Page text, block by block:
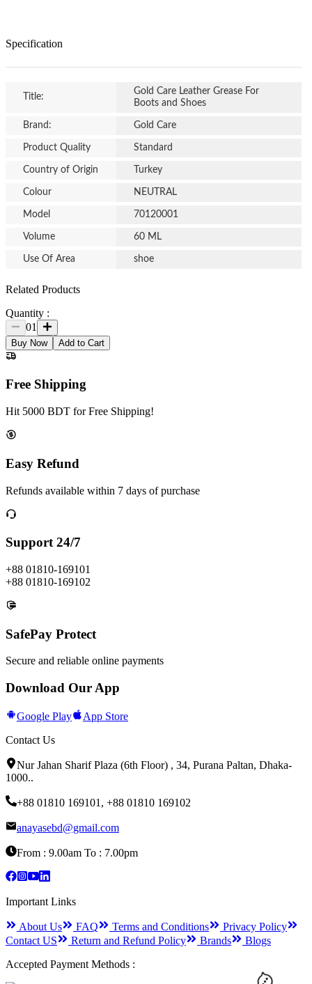
Specification
Title:
Gold Care Leather Grease For
Boots and Shoes
Brand: Gold Care
Product Quality Standard
Country of Origin Turkey
Colour NEUTRAL
Model 70120001
Volume 60 ML
Use Of Area shoe
Related Products
Quantity :
01
Buy Now Add to Cart
Free Shipping
Hit 5000 BDT for Free Shipping!
Easy Refund
Refunds available within 7 days of purchase
Support 24/7
+88 01810-169101
+88 01810-169102
SafePay Protect
Secure and reliable online payments
Download Our App
Google Play
App Store
Contact Us
Nur Jahan Sharif Plaza (6th Floor) , 34, Purana Paltan, Dhaka-
1000..
+88 01810 169101 , +88 01810 169102
anayasebd@gmail.com
From : 9.00am To : 7.00pm
Important Links
About Us FAQ Terms and Conditions
Privacy Policy
Contact US
Return and Refund Policy Brands
Blogs
Accepted Payment Methods :